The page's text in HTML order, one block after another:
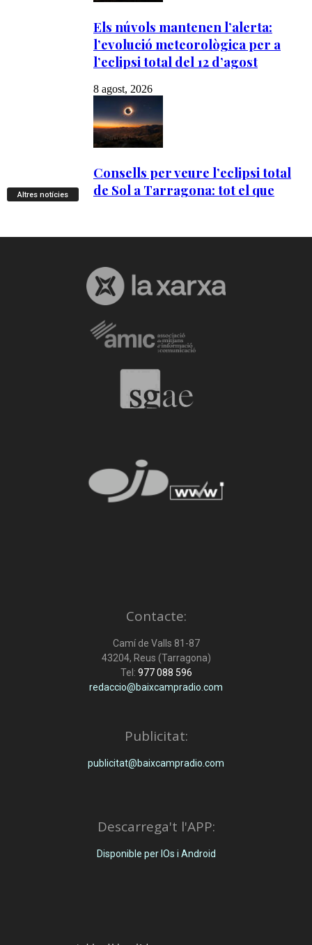
Altres notícies
Contacte:
Camí de Valls 81-87
43204, Reus (Tarragona)
Tel: 977 088 596
redaccio@baixcampradio.com
Publicitat:
publicitat@baixcampradio.com
Descarrega't l'APP:
Disponible per IOs i Android